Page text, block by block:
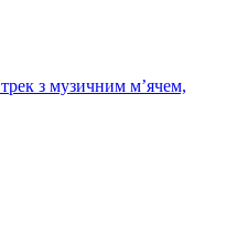
з музичним м’ячем,